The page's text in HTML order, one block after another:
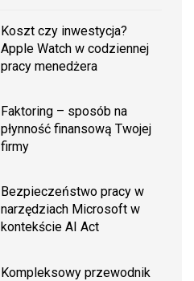
Koszt czy inwestycja?
Apple Watch w codziennej
pracy menedżera
Faktoring – sposób na
płynność finansową Twojej
firmy
Bezpieczeństwo pracy w
narzędziach Microsoft w
kontekście AI Act
Kompleksowy przewodnik